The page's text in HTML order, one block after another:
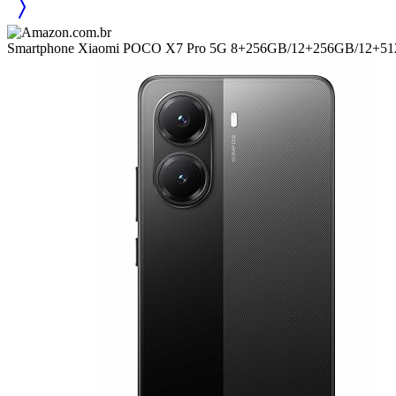
Smartphone Xiaomi POCO X7 Pro 5G 8+256GB/12+256GB/